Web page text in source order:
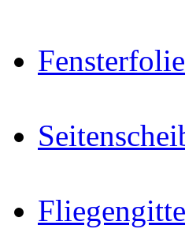
Fensterfolie